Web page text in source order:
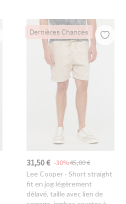
Dernières Chances
31,50 € 45,00 €
-30%
Lee Cooper- Short straight
fit en jog légèrement
délavé, taille avec lien de